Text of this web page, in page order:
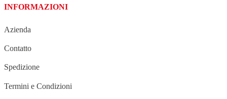
INFORMAZIONI
Azienda
Contatto
Spedizione
Termini e Condizioni